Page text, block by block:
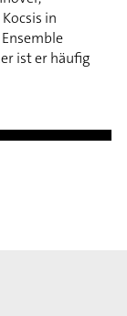
in
ist er häufig